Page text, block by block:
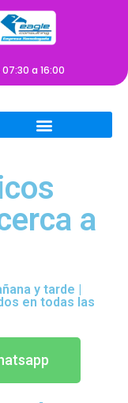
a 16:00
a
y tarde |
en todas las